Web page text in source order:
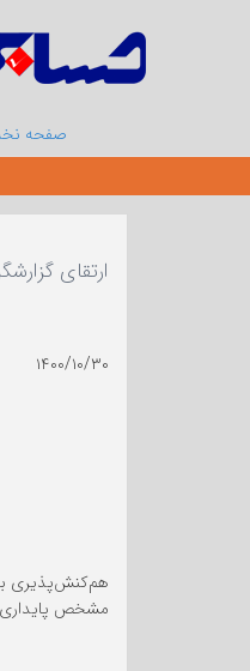
صفحه
ارتقای
۱۴۰۰/۱۰/۳۰
هم‌کنش‌پذیری
مشخص پایداری